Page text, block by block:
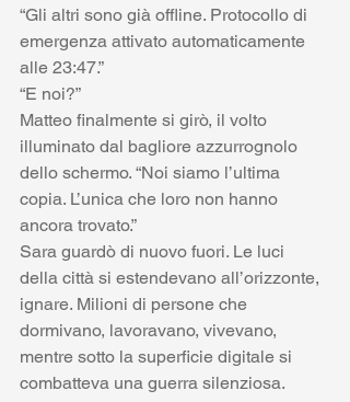
“Gli altri sono già offline. Protocollo di
emergenza attivato automaticamente
alle 23:47.”
“E noi?”
Matteo finalmente si girò, il volto
illuminato dal bagliore azzurrognolo
dello schermo. “Noi siamo l’ultima
copia. L’unica che loro non hanno
ancora trovato.”
Sara guardò di nuovo fuori. Le luci
della città si estendevano all’orizzonte,
ignare. Milioni di persone che
dormivano, lavoravano, vivevano,
mentre sotto la superficie digitale si
combatteva una guerra silenziosa.